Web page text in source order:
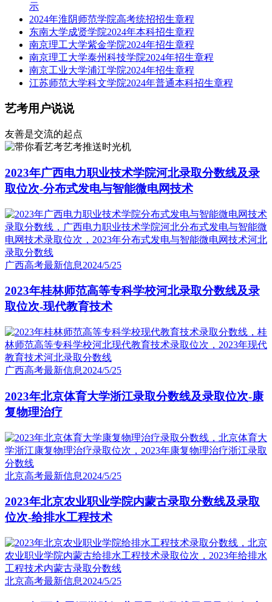
示
2024年淮阴师范学院高考统招招生章程
东南大学成贤学院2024年本科招生章程
南京理工大学紫金学院2024年招生章程
南京理工大学泰州科技学院2024年招生章程
南京工业大学浦江学院2024年招生章程
江苏师范大学科文学院2024年普通本科招生章程
艺考用户说说
友善是交流的起点
艺考推送时光机
2023年广西电力职业技术学院河北录取分数线及录
取位次-分布式发电与智能微电网技术
广西高考最新信息2024/5/25
2023年桂林师范高等专科学校河北录取分数线及录
取位次-现代教育技术
广西高考最新信息2024/5/25
2023年北京体育大学浙江录取分数线及录取位次-康
复物理治疗
北京高考最新信息2024/5/25
2023年北京农业职业学院内蒙古录取分数线及录取
位次-给排水工程技术
北京高考最新信息2024/5/25